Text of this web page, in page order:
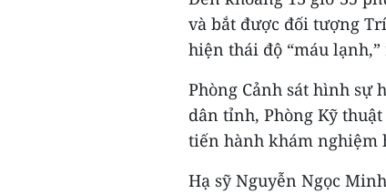
và bắt được đối tượng
hiện thái độ “máu
Phòng Cảnh sát hình sự
dân tỉnh, Phòng Kỹ
tiến hành khám
Hạ sỹ Nguyễn Ngọc